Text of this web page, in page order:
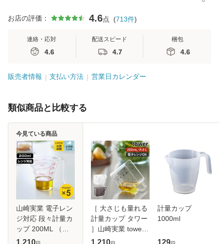
お店の評価： 4.6点 (713件)
連絡・応対
4.6
配送スピード
4.7
梱包
4.6
販売者情報 支払い方法 営業日カレンダー
類似商品と比較する
山崎実業 電子レン
ジ対応 段々計量カ
ップ 200ML （
4903208026994
今見ている商品
［ 大さじも量れる
計量カップ タワー
］山崎実業 tower
メジャーカップ 耐
計量カップ
1000ml